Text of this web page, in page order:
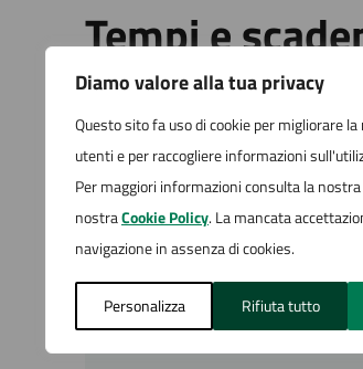
Diamo valore alla tua privacy
Questo sito fa uso di cookie per migliorare la
utenti e per raccogliere informazioni
Per maggiori informazioni consulta la nostra
nostraCookie Policy. La mancata
navigazione in assenza di cookies.
Personalizza Rifiuta tutto
Tempi e
I termini del procedimento
Quanto costa
Non sono previsti costi.
Accedi al